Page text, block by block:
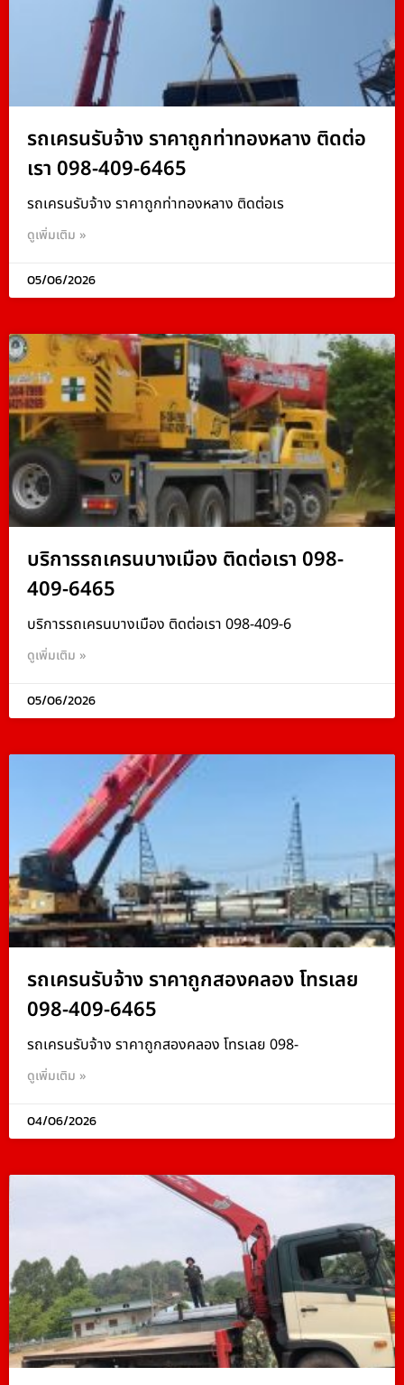
รถเครนรับจ้าง ราคาถูกท่าทองหลาง ติดต่อ
เรา 098-409-6465
รถเครนรับจ้าง ราคาถูกท่าทองหลาง ติดต่อเร
ดูเพิ่มเติม »
05/06/2026
บริการรถเครนบางเมือง ติดต่อเรา 098-
409-6465
บริการรถเครนบางเมือง ติดต่อเรา 098-409-6
ดูเพิ่มเติม »
05/06/2026
รถเครนรับจ้าง ราคาถูกสองคลอง โทรเลย
098-409-6465
รถเครนรับจ้าง ราคาถูกสองคลอง โทรเลย 098-
ดูเพิ่มเติม »
04/06/2026